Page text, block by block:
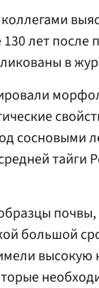
лет после
в
сосновыми
тайги
большой
высокую